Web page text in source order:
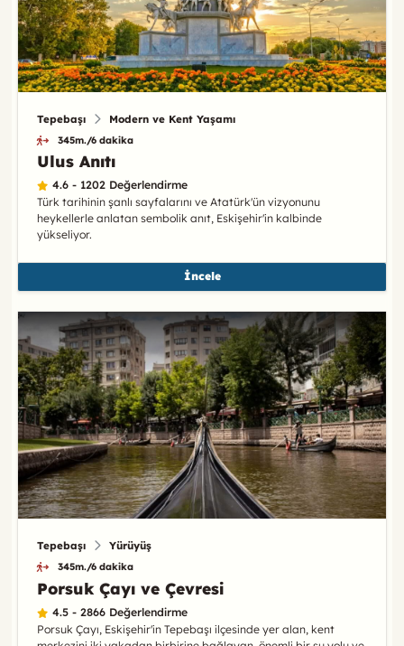
Tepebaşı Modern ve Kent Yaşamı
345m./6 dakika
Ulus Anıtı
4.6 - 1202 Değerlendirme
Türk tarihinin şanlı sayfalarını ve Atatürk'ün vizyonunu
heykellerle anlatan sembolik anıt, Eskişehir'in kalbinde
yükseliyor.
İncele
Tepebaşı Yürüyüş
345m./6 dakika
Porsuk Çayı ve Çevresi
4.5 - 2866 Değerlendirme
Porsuk Çayı, Eskişehir'in Tepebaşı ilçesinde yer alan, kent